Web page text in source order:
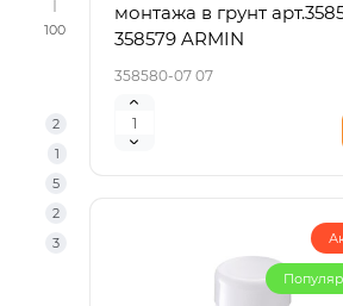
100
2
1
5
2
3
монтажа в грунт
358579 ARMIN
358580-07 07